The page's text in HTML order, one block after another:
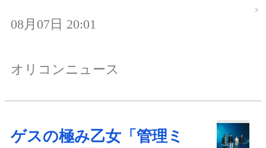
08月07日 20:01
オリコンニュース
ゲスの極み乙女「管理ミ